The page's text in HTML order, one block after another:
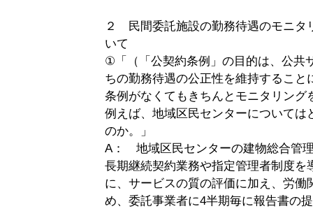
２ 民間委託施設の勤務待遇のモニタ
いて
①「（「公契約条例」の目的は、公共
ちの勤務待遇の公正性を維持すること
条例がなくてもきちんとモニタリング
例えば、地域区民センターについては
のか。」
A： 地域区民センターの建物総合管
長期継続契約業務や指定管理者制度を
に、サービスの質の評価に加え、労働
め、委託事業者に4半期毎に報告書の